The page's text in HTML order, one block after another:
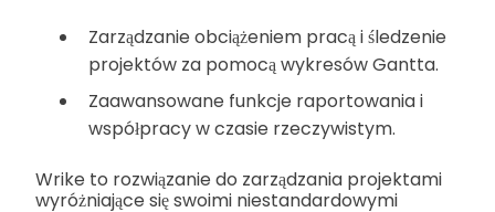
Zarządzanie obciążeniem pracą i śledzenie
projektów za pomocą wykresów Gantta.
Zaawansowane funkcje raportowania i
współpracy w czasie rzeczywistym.
Wrike to rozwiązanie do zarządzania projektami
wyróżniające się swoimi niestandardowymi